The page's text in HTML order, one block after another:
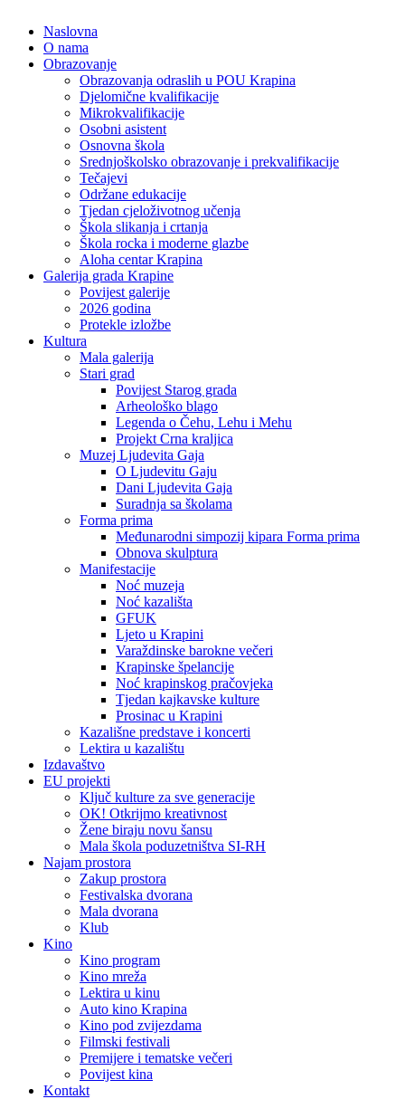
Naslovna
O nama
Obrazovanje
Obrazovanja odraslih u POU Krapina
Djelomične kvalifikacije
Mikrokvalifikacije
Osobni asistent
Osnovna škola
Srednjoškolsko obrazovanje i prekvalifikacije
Tečajevi
Održane edukacije
Tjedan cjeloživotnog učenja
Škola slikanja i crtanja
Škola rocka i moderne glazbe
Aloha centar Krapina
Galerija grada Krapine
Povijest galerije
2026 godina
Protekle izložbe
Kultura
Mala galerija
Stari grad
Povijest Starog grada
Arheološko blago
Legenda o Čehu, Lehu i Mehu
Projekt Crna kraljica
Muzej Ljudevita Gaja
O Ljudevitu Gaju
Dani Ljudevita Gaja
Suradnja sa školama
Forma prima
Međunarodni simpozij kipara Forma prima
Obnova skulptura
Manifestacije
Noć muzeja
Noć kazališta
GFUK
Ljeto u Krapini
Varaždinske barokne večeri
Krapinske špelancije
Noć krapinskog pračovjeka
Tjedan kajkavske kulture
Prosinac u Krapini
Kazališne predstave i koncerti
Lektira u kazalištu
Izdavaštvo
EU projekti
Ključ kulture za sve generacije
OK! Otkrijmo kreativnost
Žene biraju novu šansu
Mala škola poduzetništva SI-RH
Najam prostora
Zakup prostora
Festivalska dvorana
Mala dvorana
Klub
Kino
Kino program
Kino mreža
Lektira u kinu
Auto kino Krapina
Kino pod zvijezdama
Filmski festivali
Premijere i tematske večeri
Povijest kina
Kontakt